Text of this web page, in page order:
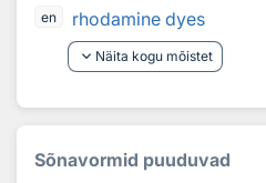
en
rhodamine dyes
keyboard_arrow_down Näita kogu mõistet
Sõnavormid puuduvad